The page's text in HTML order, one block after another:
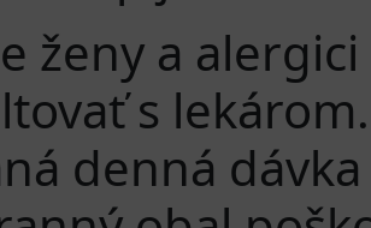
ženy a
s
denná